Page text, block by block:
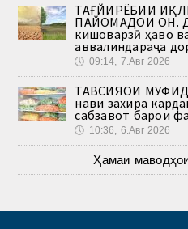
ТАҒЙИРЁБИИ
ПАЙОМАДҲОИ ОН.
кишоварзӣ ҳаво
аввалиндараҷа
🕔 09:14, 7.Авг 2026
ТАВСИЯҲОИ
нави захира
сабзавот барои
🕔 10:36, 6.Авг 2026
Ҳамаи